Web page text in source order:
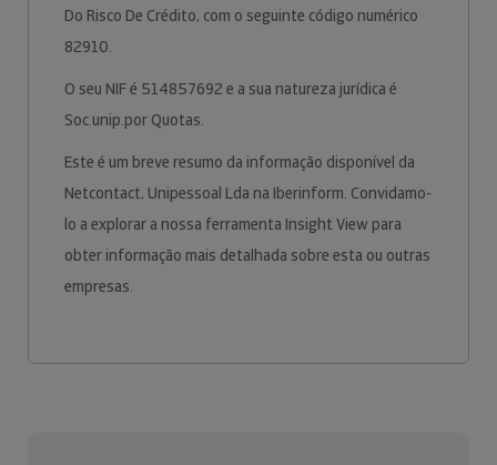
Do Risco De Crédito, com o seguinte código numérico
82910.
O seu NIF é 514857692 e a sua natureza jurídica é
Soc.unip.por Quotas.
Este é um breve resumo da informação disponível da
Netcontact, Unipessoal Lda na Iberinform. Convidamo-
lo a explorar a nossa ferramenta Insight View para
obter informação mais detalhada sobre esta ou outras
empresas.